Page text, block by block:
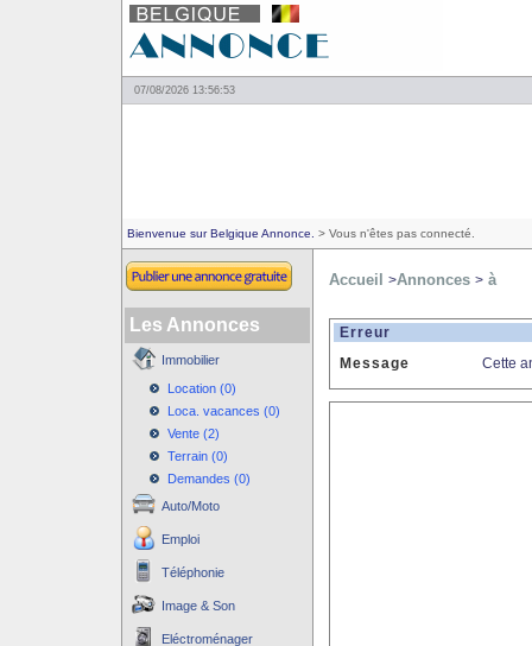
07/08/2026 13:56:53
Bienvenue sur Belgique Annonce. > Vous n'êtes pas connecté.
Les Annonces
Immobilier
Location (0)
Loca. vacances (0)
Vente (2)
Terrain (0)
Demandes (0)
Auto/Moto
Emploi
Téléphonie
Image & Son
Eléctroménager
Accueil >Annonces >à
Erreur
Message
Cette